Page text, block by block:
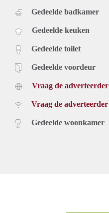
Gedeelde badkamer
Gedeelde keuken
Gedeelde toilet
Gedeelde voordeur
Vraag de adverteerder
Vraag de adverteerder
Gedeelde woonkamer